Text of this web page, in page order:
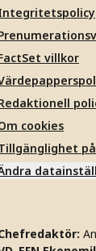
villkor
cookies
på